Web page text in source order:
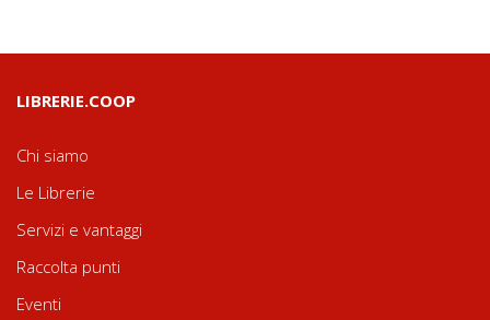
LIBRERIE.COOP
Chi siamo
Le Librerie
Servizi e vantaggi
Raccolta punti
Eventi